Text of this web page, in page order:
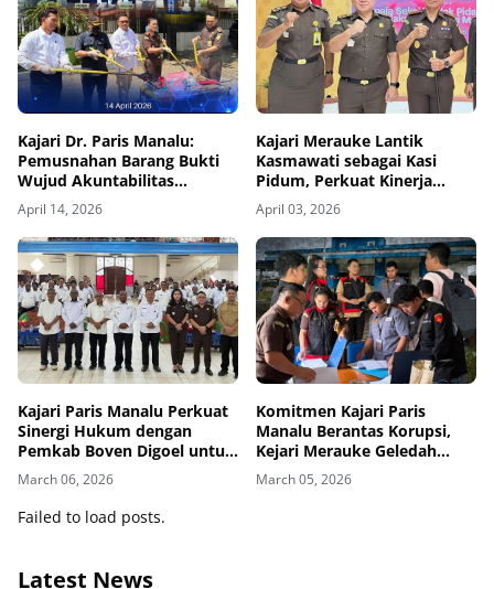
Kajari Dr. Paris Manalu:
Pemusnahan Barang Bukti
Wujud Akuntabilitas
Penegakan Hukum
April 14, 2026
Kajari Merauke Lantik
Kasmawati sebagai Kasi
Pidum, Perkuat Kinerja
Penegakan Hukum
April 03, 2026
Kajari Paris Manalu Perkuat
Sinergi Hukum dengan
Pemkab Boven Digoel untuk
Tata Kelola Bersih
March 06, 2026
Komitmen Kajari Paris
Manalu Berantas Korupsi,
Kejari Merauke Geledah
BUMD BvD Sejahtera Boven
Digoel
March 05, 2026
Failed to load posts.
Latest News